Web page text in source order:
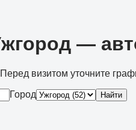
—
визитом уточните
Город Найти